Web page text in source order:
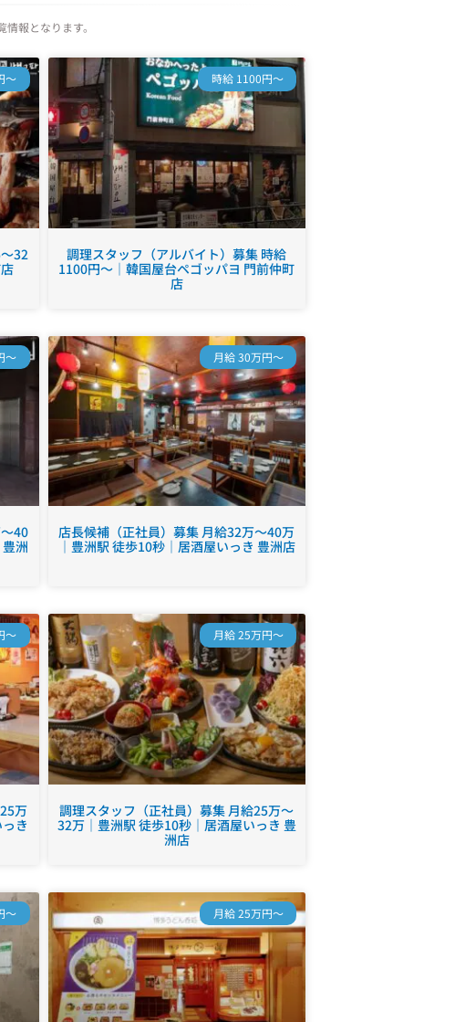
報となります。
～
32
時給 1100円～
調理スタッフ（アルバイト）募集 時給
1100円～｜韓国屋台ペゴッパヨ 門前仲町
店
～
40
洲
月給 30万円～
店長候補（正社員）募集 月給32万～40万
｜豊洲駅 徒歩10秒｜居酒屋いっき 豊洲店
～
万
き
月給 25万円～
調理スタッフ（正社員）募集 月給25万～
32万｜豊洲駅 徒歩10秒｜居酒屋いっき 豊
洲店
～ 月給 25万円～